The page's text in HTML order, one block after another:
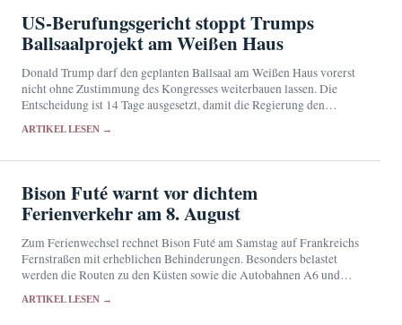
US-Berufungsgericht stoppt Trumps
Ballsaalprojekt am Weißen Haus
Donald Trump darf den geplanten Ballsaal am Weißen Haus vorerst
nicht ohne Zustimmung des Kongresses weiterbauen lassen. Die
Entscheidung ist 14 Tage ausgesetzt, damit die Regierung den
ARTIKEL LESEN →
Bison Futé warnt vor dichtem
Ferienverkehr am 8. August
Zum Ferienwechsel rechnet Bison Futé am Samstag auf Frankreichs
Fernstraßen mit erheblichen Behinderungen. Besonders belastet
werden die Routen zu den Küsten sowie die Autobahnen A6 und
ARTIKEL LESEN →